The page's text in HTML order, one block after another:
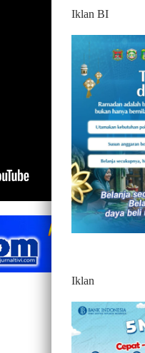
Iklan BI
Iklan